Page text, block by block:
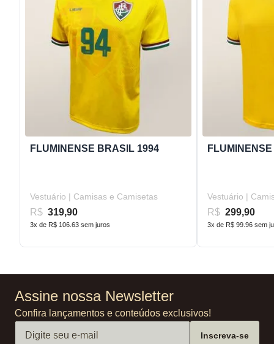
FLUMINENSE BRASIL 1994
Vestuário | Camisas e Camisetas
R$ 319,90
3x de R$ 106.63 sem juros
Vestuário |
R$ 299,90
3x de R$ 99.96 sem
Assine nossa Newsletter
Confira lançamentos e conteúdos exclusivos!
Inscreva-se